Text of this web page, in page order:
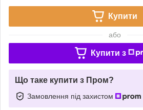
Купити
або
Купити з
Що таке купити з Пром?
Замовлення під захистом